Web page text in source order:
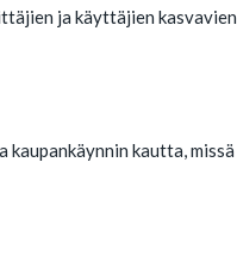
ja käyttäjien
kautta,